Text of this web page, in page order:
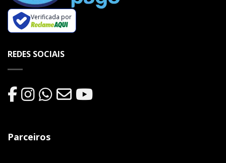
Verificada por
REDES SOCIAIS
Parceiros